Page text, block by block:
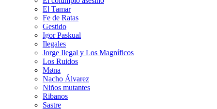
El Tamar
Fe de Ratas
Gestido
Igor Paskual
Ilegales
Jorge Ilegal y Los Magníficos
Los Ruidos
Møna
Nacho Álvarez
Niños mutantes
Ribanos
Sastre